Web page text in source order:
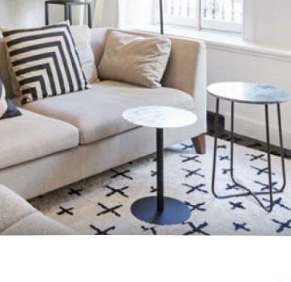
makelaarsvergoeding/
Is AppartementenUtrecht verantwoordelijk
Appartement / Appartementen in Utrecht?
Alle veelgestelde vragen